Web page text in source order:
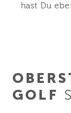
hast Du
GOLF